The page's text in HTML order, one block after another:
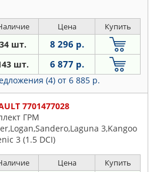
Цена Купить
34 шт. 8 296 р.
шт. 6 877 р.
(4) от 6 885 р.
7701477028
ГРМ
3,Kangoo
3 (1.5 DCI)
Цена Купить